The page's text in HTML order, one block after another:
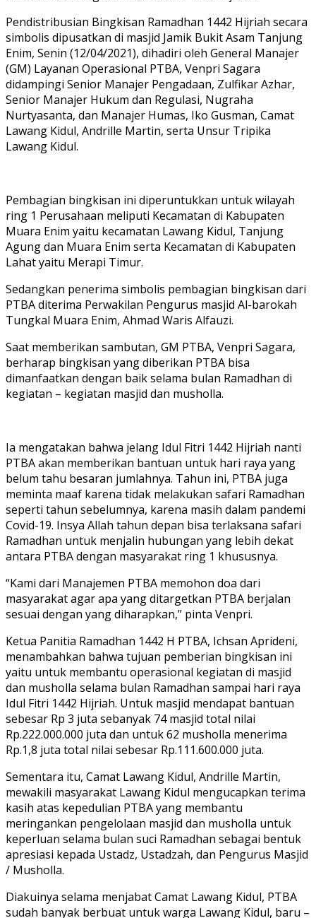
Pendistribusian Bingkisan Ramadhan 1442 Hijriah secara
simbolis dipusatkan di masjid Jamik Bukit Asam Tanjung
Enim, Senin (12/04/2021), dihadiri oleh General Manajer
(GM) Layanan Operasional PTBA, Venpri Sagara
didampingi Senior Manajer Pengadaan, Zulfikar Azhar,
Senior Manajer Hukum dan Regulasi, Nugraha
Nurtyasanta, dan Manajer Humas, Iko Gusman, Camat
Lawang Kidul, Andrille Martin, serta Unsur Tripika
Lawang Kidul.
Pembagian bingkisan ini diperuntukkan untuk wilayah
ring 1 Perusahaan meliputi Kecamatan di Kabupaten
Muara Enim yaitu kecamatan Lawang Kidul, Tanjung
Agung dan Muara Enim serta Kecamatan di Kabupaten
Lahat yaitu Merapi Timur.
Sedangkan penerima simbolis pembagian bingkisan dari
PTBA diterima Perwakilan Pengurus masjid Al-barokah
Tungkal Muara Enim, Ahmad Waris Alfauzi.
Saat memberikan sambutan, GM PTBA, Venpri Sagara,
berharap bingkisan yang diberikan PTBA bisa
dimanfaatkan dengan baik selama bulan Ramadhan di
kegiatan – kegiatan masjid dan musholla.
Ia mengatakan bahwa jelang Idul Fitri 1442 Hijriah nanti
PTBA akan memberikan bantuan untuk hari raya yang
belum tahu besaran jumlahnya. Tahun ini, PTBA juga
meminta maaf karena tidak melakukan safari Ramadhan
seperti tahun sebelumnya, karena masih dalam pandemi
Covid-19. Insya Allah tahun depan bisa terlaksana safari
Ramadhan untuk menjalin hubungan yang lebih dekat
antara PTBA dengan masyarakat ring 1 khususnya.
“Kami dari Manajemen PTBA memohon doa dari
masyarakat agar apa yang ditargetkan PTBA berjalan
sesuai dengan yang diharapkan,” pinta Venpri.
Ketua Panitia Ramadhan 1442 H PTBA, Ichsan Aprideni,
menambahkan bahwa tujuan pemberian bingkisan ini
yaitu untuk membantu operasional kegiatan di masjid
dan musholla selama bulan Ramadhan sampai hari raya
Idul Fitri 1442 Hijriah. Untuk masjid mendapat bantuan
sebesar Rp 3 juta sebanyak 74 masjid total nilai
Rp.222.000.000 juta dan untuk 62 musholla menerima
Rp.1,8 juta total nilai sebesar Rp.111.600.000 juta.
Sementara itu, Camat Lawang Kidul, Andrille Martin,
mewakili masyarakat Lawang Kidul mengucapkan terima
kasih atas kepedulian PTBA yang membantu
meringankan pengelolaan masjid dan musholla untuk
keperluan selama bulan suci Ramadhan sebagai bentuk
apresiasi kepada Ustadz, Ustadzah, dan Pengurus Masjid
/ Musholla.
Diakuinya selama menjabat Camat Lawang Kidul, PTBA
sudah banyak berbuat untuk warga Lawang Kidul, baru –